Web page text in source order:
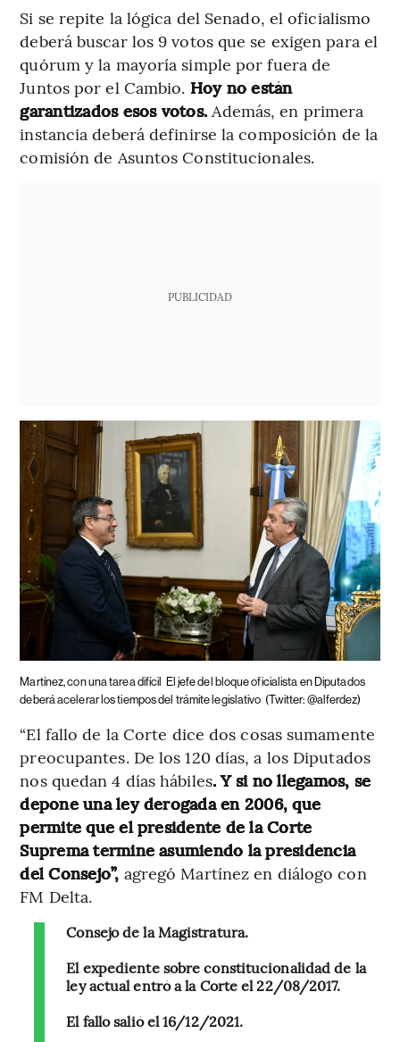
Si se repite la lógica del Senado, el oficialismo
deberá buscar los 9 votos que se exigen para el
quórum y la mayoría simple por fuera de
Juntos por el Cambio. Hoy no están
garantizados esos votos.Además, en primera
instancia deberá definirse la composición de la
comisión de Asuntos Constitucionales.
PUBLICIDAD
Martínez, con una tarea difícil
El jefe del bloque oficialista en Diputados
deberá acelerar los tiempos del trámite legislativo (Twitter: @alferdez)
“El fallo de la Corte dice dos cosas sumamente
preocupantes. De los 120 días, a los Diputados
nos quedan 4 días hábiles. Y si no llegamos, se
depone una ley derogada en 2006, que
permite que el presidente de la Corte
Suprema termine asumiendo la presidencia
del Consejo”, agregó Martínez en diálogo con
FM Delta.
Consejo de la Magistratura.
El expediente sobre constitucionalidad de la
ley actual entró a la Corte el 22/08/2017.
El fallo salió el 16/12/2021.